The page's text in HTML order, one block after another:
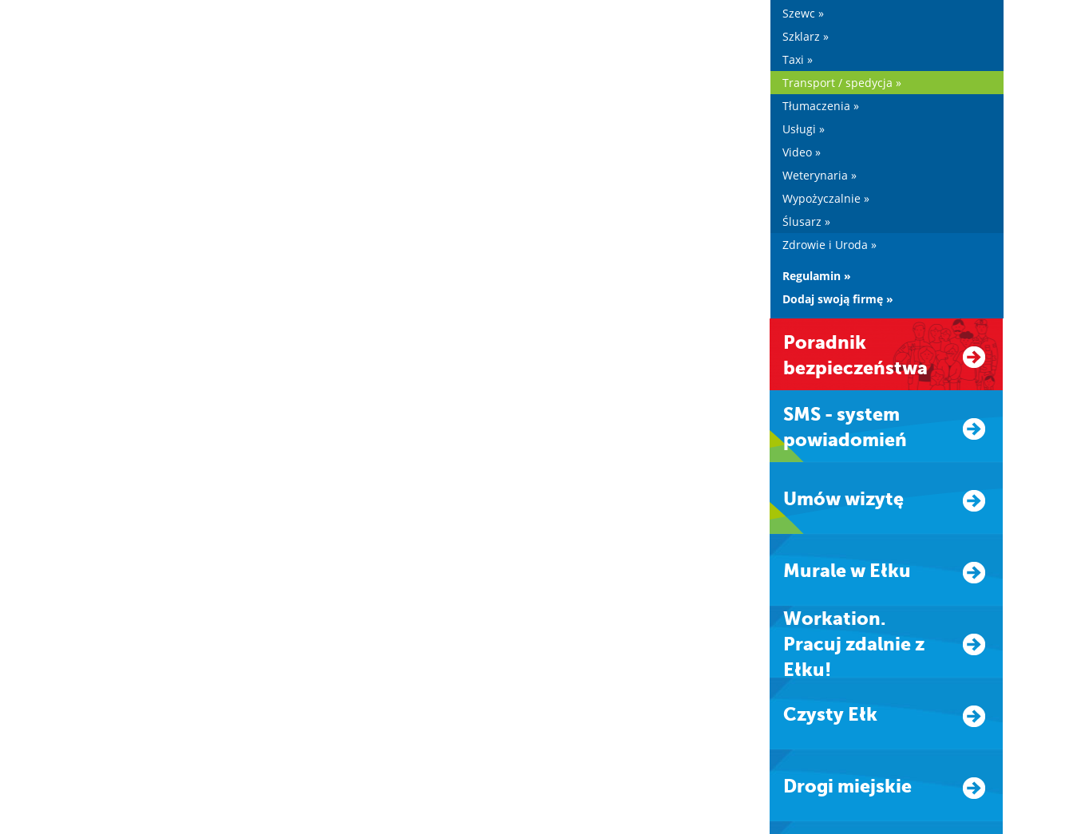
Szewc »
Szklarz »
Taxi »
Transport / spedycja »
Tłumaczenia »
Usługi »
Video »
Weterynaria »
Wypożyczalnie »
Ślusarz »
Zdrowie i Uroda »
Regulamin »
Dodaj swoją firmę »
Poradnik
bezpieczeństwa
SMS - system
powiadomień
Umów wizytę
Murale w Ełku
Workation.
Pracuj zdalnie z
Ełku!
Czysty Ełk
Drogi miejskie